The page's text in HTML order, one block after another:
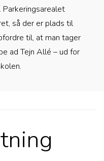
så der er plads til
til, at man tager
ad Tejn Allé – ud for